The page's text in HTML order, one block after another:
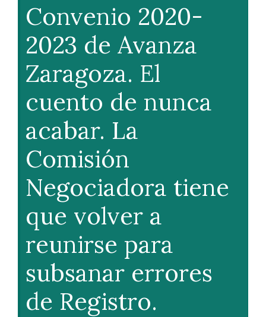
Convenio 2020-
2023 de Avanza
Zaragoza. El
cuento de nunca
acabar. La
Comisión
Negociadora tiene
que volver a
reunirse para
subsanar errores
de Registro.